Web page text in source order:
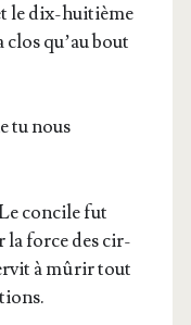
le dix-hui­tième
qu’au bout
tu nous
concile fut
la force des cir­
à mûrir tout